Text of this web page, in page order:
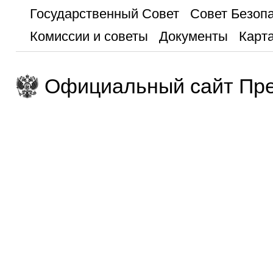
Государственный Совет
Совет
Комиссии и советы
Документы
Официальный сайт